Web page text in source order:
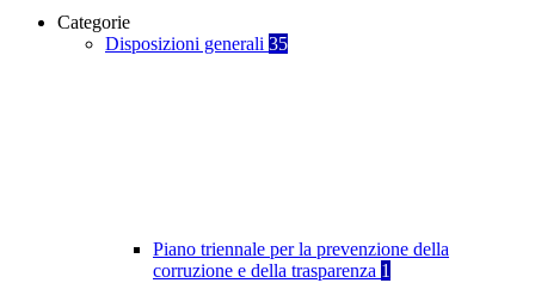
Categorie
Disposizioni generali 35
Piano triennale per la prevenzione della
corruzione e della trasparenza 1